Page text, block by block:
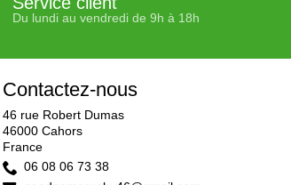
Du lundi au vendredi de 9h à 18h
Contactez-nous
46 rue Robert Dumas
46000 Cahors
France
06 08 06 73 38